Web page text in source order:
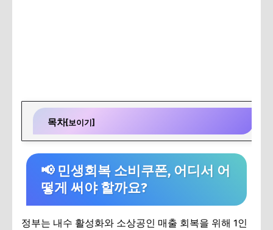
목차[보이기]
📌 어디에서 사용할 수 있나요?
🔎 지역사랑상품권 가맹점 검색하기
📢 민생회복 소비쿠폰, 어디서 어
떻게 써야 할까요?
정부는 내수 활성화와 소상공인 매출 회복을 위해 1인